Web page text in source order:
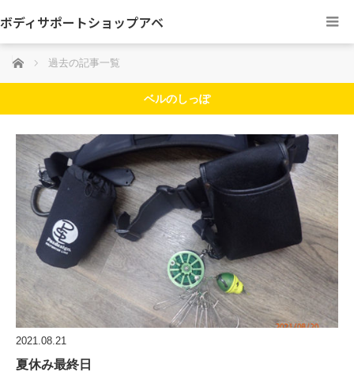
ボディサポートショップアベ
ホーム 過去の記事一覧
ベルのしっぽ
2021.08.21
夏休み最終日